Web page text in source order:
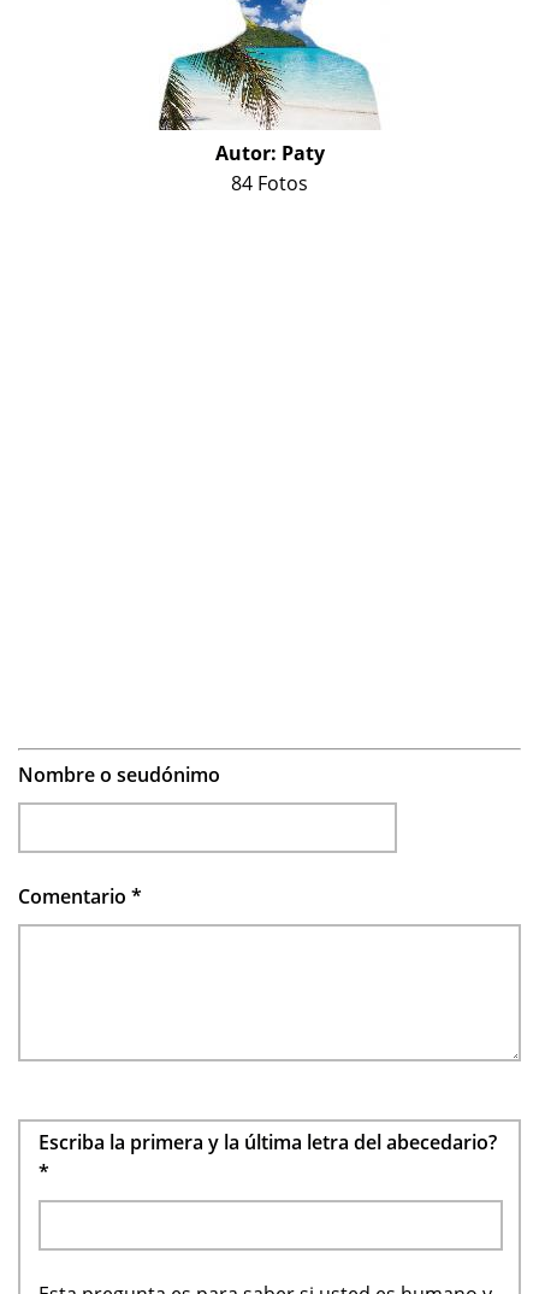
Autor: Paty
84 Fotos
Nombre o seudónimo
Comentario *
Escriba la primera y la última letra del abecedario?
*